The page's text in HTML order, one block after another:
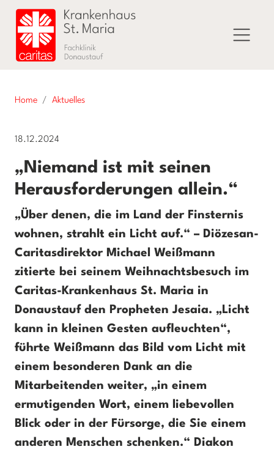
Home Aktuelles
18.12.2024
„Niemand ist mit seinen
Herausforderungen allein.“
„Über denen, die im Land der Finsternis
wohnen, strahlt ein Licht auf.“ – Diözesan-
Caritasdirektor Michael Weißmann
zitierte bei seinem Weihnachtsbesuch im
Caritas-Krankenhaus St. Maria in
Donaustauf den Propheten Jesaia. „Licht
kann in kleinen Gesten aufleuchten“,
führte Weißmann das Bild vom Licht mit
einem besonderen Dank an die
Mitarbeitenden weiter, „in einem
ermutigenden Wort, einem liebevollen
Blick oder in der Fürsorge, die Sie einem
anderen Menschen schenken.“ Diakon